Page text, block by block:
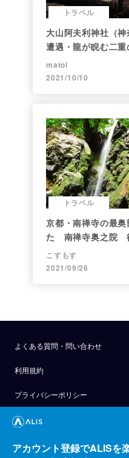
トラベル
大山阿夫利神社（
遭遇・龍が睨む二
matol
2021/10/10
トラベル
京都・南禅寺の最
た 南禅寺奥之院
こすもす
2021/09/26
よくある質問・問い合わせ
利用規約
プライバシーポリシー
公式アナウンス
技術ブログ
アカウント登録でALISを